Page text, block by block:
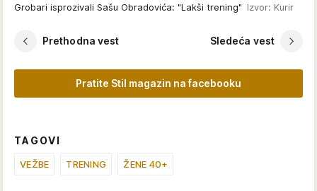
Grobari isprozivali Sašu Obradovića: "Lakši trening" Izvor: Kurir
Prethodna vest Sledeća vest
Pratite Stil magazin na facebooku
TAGOVI
VEŽBE TRENING ŽENE 40+